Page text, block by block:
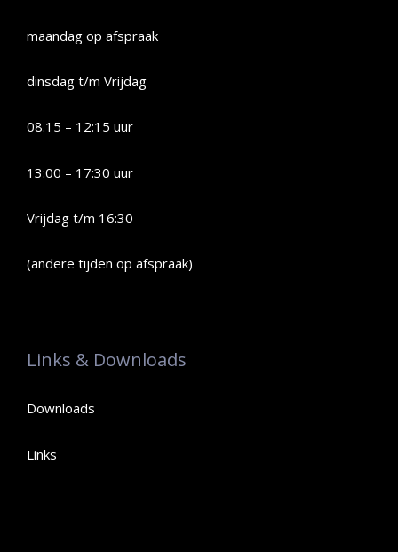
maandag op afspraak
dinsdag t/m Vrijdag
08.15 – 12:15 uur
13:00 – 17:30 uur
Vrijdag t/m 16:30
(andere tijden op afspraak)
Links & Downloads
Downloads
Links